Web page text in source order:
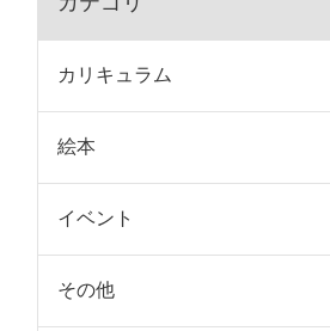
カリキュラム
絵本
イベント
その他